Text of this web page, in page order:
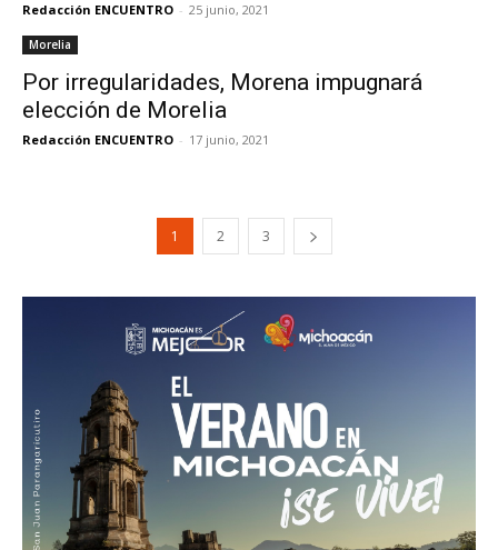
Redacción ENCUENTRO - 25 junio, 2021
Morelia
Por irregularidades, Morena impugnará
elección de Morelia
Redacción ENCUENTRO - 17 junio, 2021
1 2 3